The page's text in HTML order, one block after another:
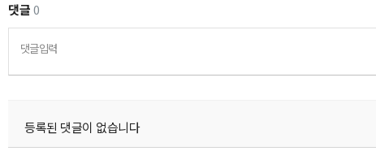
댓글0
댓글입력
등록된 댓글이 없습니다